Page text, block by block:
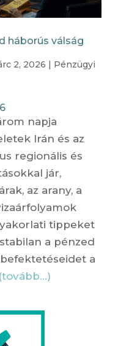
háborús válság
2, 2026 | Pénzügyi
napja
Irán és az
regionális és
jár,
az arany, a
tippeket
a pénzed
a
(tovább…)